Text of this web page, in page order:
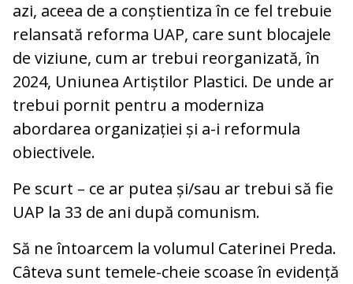
azi, aceea de a conștientiza în ce fel trebuie
relansată reforma UAP, care sunt blocajele
de viziune, cum ar trebui reorganizată, în
2024, Uniunea Artiștilor Plastici. De unde ar
trebui pornit pentru a moderniza
abordarea organizației și a-i reformula
obiectivele.
Pe scurt – ce ar putea și/sau ar trebui să fie
UAP la 33 de ani după comunism.
Să ne întoarcem la volumul Caterinei Preda.
Câteva sunt temele-cheie scoase în evidență